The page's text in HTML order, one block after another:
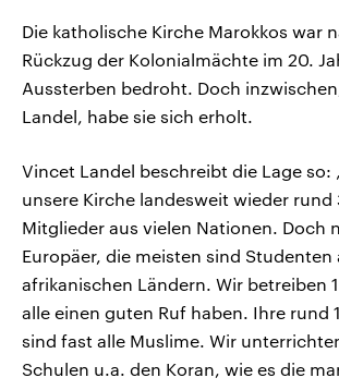
Die katholische Kirche Marokkos war
Rückzug der Kolonialmächte im 20.
Aussterben bedroht. Doch
Landel, habe sie sich erholt.
Vincet Landel beschreibt die Lage so:
unsere Kirche landesweit wieder
Mitglieder aus vielen Nationen. Doch
Europäer, die meisten sind Studenten
afrikanischen Ländern. Wir betreiben
alle einen guten Ruf haben. Ihre rund
sind fast alle Muslime. Wir
Schulen u.a. den Koran, wie es die